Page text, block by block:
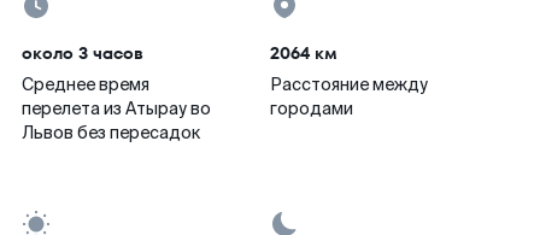
около 3 часов
Среднее время
перелета из Атырау во
Львов без пересадок
2064 км
Расстояние между
городами